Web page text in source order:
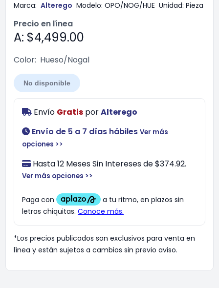
Marca: Alterego Modelo: OPO/NOG/HUE Unidad: Pieza
Precio en línea
A: $4,499.00
Color: Hueso/Nogal
No disponible
Envío Gratis porAlterego
Envío de 5 a 7 días hábiles Ver más
opciones >>
Hasta 12 Meses Sin Intereses de $374.92.
Ver más opciones >>
*Los precios publicados son exclusivos para venta en
línea y están sujetos a cambios sin previo aviso.